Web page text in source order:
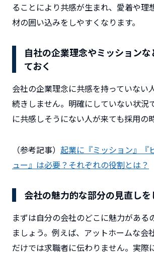
ることにより共感が生まれ、愛着や理
材の囲い込みをしやすくなります。
自社の企業理念やミッション
ておく
会社の企業理念に共感を持っていない
続きしません。明確にしていない状況
に共感しそうにない人が来ても採用の
（参考記事） 起業に『ミッション』『
ュー』は必要？それぞれの役割とは？
会社の魅力的な部分の見直しを
まずは自分の会社のどこに魅力がある
ましょう。例えば、アットホームな会
だけでは求職者に伝わりません。実際